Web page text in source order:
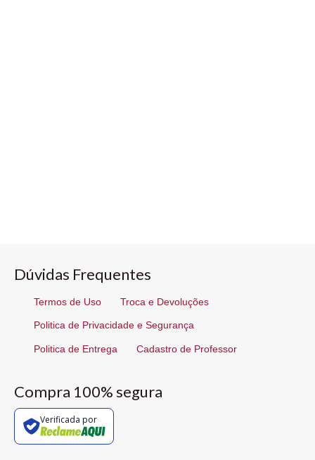
Dúvidas Frequentes
Termos de Uso Troca e Devoluções
Politica de Privacidade e Segurança
Politica de Entrega Cadastro de Professor
Compra 100% segura
Verificada por